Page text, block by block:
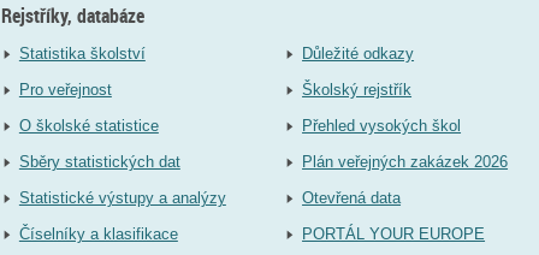
Rejstříky, databáze
Statistika školství
Pro veřejnost
O školské statistice
Sběry statistických dat
Statistické výstupy a analýzy
Číselníky a klasifikace
Důležité odkazy
Školský rejstřík
Přehled vysokých škol
Plán veřejných zakázek 2026
Otevřená data
PORTÁL YOUR EUROPE